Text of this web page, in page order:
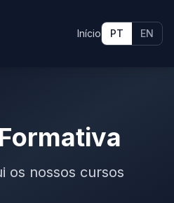
Início PT EN
os nossos cursos